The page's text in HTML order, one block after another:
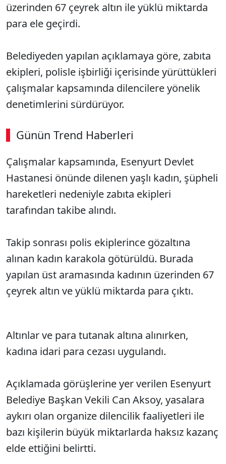
üzerinden 67 çeyrek altın ile yüklü miktarda
para ele geçirdi.
Belediyeden yapılan açıklamaya göre, zabıta
ekipleri, polisle işbirliği içerisinde yürüttükleri
çalışmalar kapsamında dilencilere yönelik
denetimlerini sürdürüyor.
Günün Trend Haberleri
Çalışmalar kapsamında, Esenyurt Devlet
Hastanesi önünde dilenen yaşlı kadın, şüpheli
hareketleri nedeniyle zabıta ekipleri
tarafından takibe alındı.
Takip sonrası polis ekiplerince gözaltına
alınan kadın karakola götürüldü. Burada
yapılan üst aramasında kadının üzerinden 67
çeyrek altın ve yüklü miktarda para çıktı.
Altınlar ve para tutanak altına alınırken,
kadına idari para cezası uygulandı.
Açıklamada görüşlerine yer verilen Esenyurt
Belediye Başkan Vekili Can Aksoy, yasalara
aykırı olan organize dilencilik faaliyetleri ile
bazı kişilerin büyük miktarlarda haksız kazanç
elde ettiğini belirtti.